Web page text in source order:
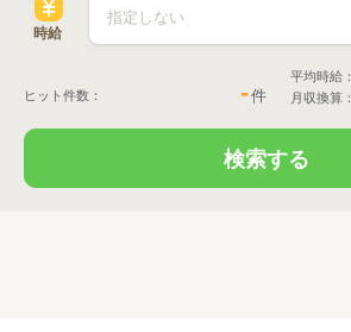
時給
ヒット件数： -件
平均時給：
月収換算：
検索する